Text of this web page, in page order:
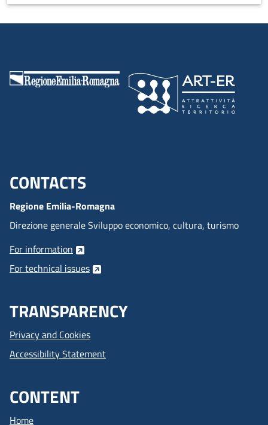
Menu footer inglese
CONTACTS
Regione Emilia-Romagna
Direzione generale Sviluppo economico, cultura, turismo
For information
For technical issues
TRANSPARENCY
Privacy and Cookies
Accessibility Statement
CONTENT
Home